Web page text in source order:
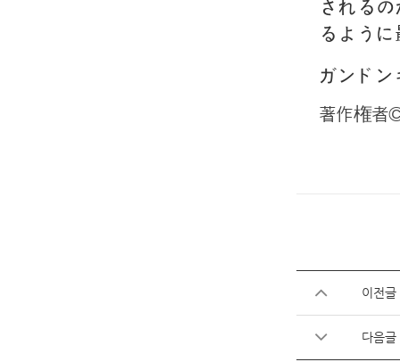
される
るよう
ガンド
著作権者
이전글
다음글